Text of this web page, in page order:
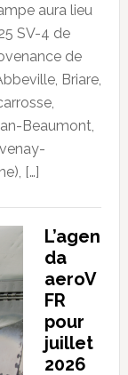
aura lieu
SV-4 de
de
Briare,
Beaumont,
[…]
L’agen
da
aeroV
FR
pour
juillet
2026